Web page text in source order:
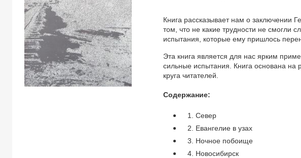
Книга рассказывает нам о заключении
том, что не какие трудности не смогли
испытания, которые ему пришлось
Эта книга является для нас ярким
сильные испытания. Книга основана на
круга читателей.
Содержание:
1. Север
2. Евангелие в узах
3. Ночное побоище
4. Новосибирск